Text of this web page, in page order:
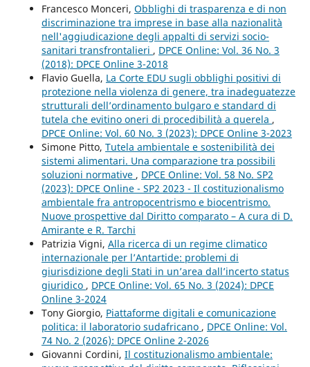
Francesco Monceri, Obblighi di trasparenza e di non
discriminazione tra imprese in base alla nazionalità
nell'aggiudicazione degli appalti di servizi socio-
sanitari transfrontalieri , DPCE Online: Vol. 36 No. 3
(2018): DPCE Online 3-2018
Flavio Guella, La Corte EDU sugli obblighi positivi di
protezione nella violenza di genere, tra inadeguatezze
strutturali dell’ordinamento bulgaro e standard di
tutela che evitino oneri di procedibilità a querela ,
DPCE Online: Vol. 60 No. 3 (2023): DPCE Online 3-2023
Simone Pitto, Tutela ambientale e sostenibilità dei
sistemi alimentari. Una comparazione tra possibili
soluzioni normative , DPCE Online: Vol. 58 No. SP2
(2023): DPCE Online - SP2 2023 - Il costituzionalismo
ambientale fra antropocentrismo e biocentrismo.
Nuove prospettive dal Diritto comparato – A cura di D.
Amirante e R. Tarchi
Patrizia Vigni, Alla ricerca di un regime climatico
internazionale per l’Antartide: problemi di
giurisdizione degli Stati in un’area dall’incerto status
giuridico , DPCE Online: Vol. 65 No. 3 (2024): DPCE
Online 3-2024
Tony Giorgio, Piattaforme digitali e comunicazione
politica: il laboratorio sudafricano , DPCE Online: Vol.
74 No. 2 (2026): DPCE Online 2-2026
Giovanni Cordini, Il costituzionalismo ambientale: